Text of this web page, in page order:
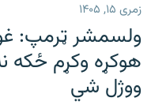
زمری ۱۵, ۱۴۰۵
ولسمشر ټرمپ:
هوکړه وکړم ځکه
ووژل شي